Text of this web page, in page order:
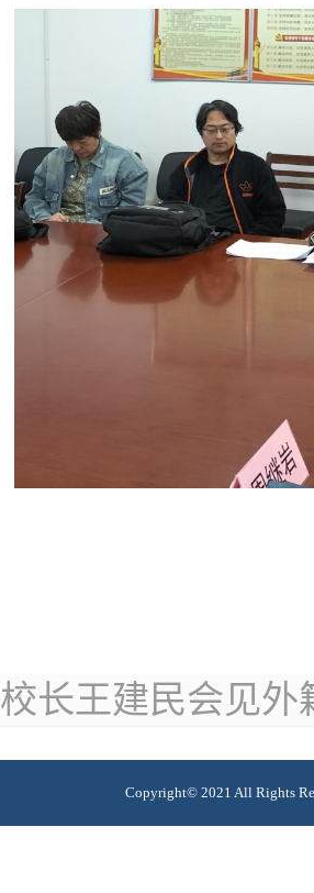
校长王建民会见外
Copyright© 2021 All Rights